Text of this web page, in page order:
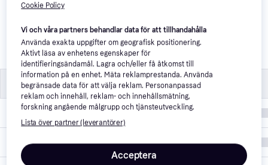
Renoverat Bilstol För
Barn Spiderman
Licens
435 kr
Specifikationer Specifikationer
Längd barn (max) 150 cm
Säkerhetscertifiering UN R129, i-Size
Cookie Policy
Vi och våra partners behandlar data för att tillhandahålla
Använda exakta uppgifter om geografisk positionering.
Aktivt läsa av enhetens egenskaper för
identifieringsändamål. Lagra och/eller få åtkomst till
information på en enhet. Mäta reklamprestanda. Använda
begränsade data för att välja reklam. Personanpassad
reklam och innehåll, reklam- och innehållsmätning,
forskning angående målgrupp och tjänsteutveckling.
Lista över partner (leverantörer)
Acceptera